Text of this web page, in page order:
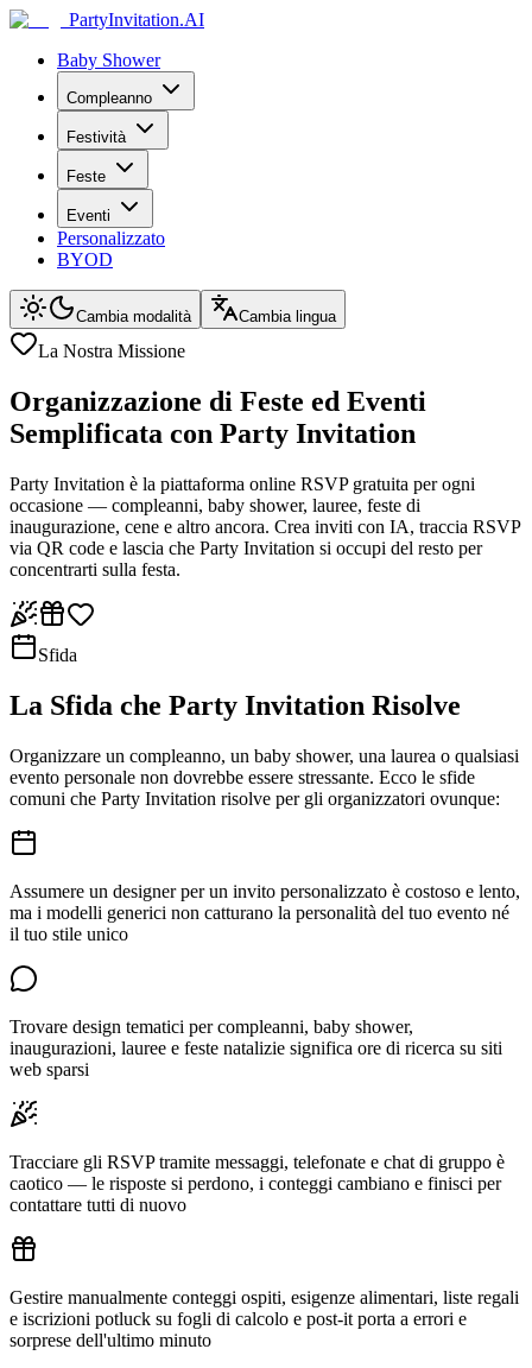
PartyInvitation.AI
Baby Shower
Compleanno
Festività
Feste
Eventi
Personalizzato
BYOD
Cambia modalità Cambia lingua
La Nostra Missione
Organizzazione di Feste ed Eventi
Semplificata con Party Invitation
Party Invitation è la piattaforma online RSVP gratuita per ogni
occasione — compleanni, baby shower, lauree, feste di
inaugurazione, cene e altro ancora. Crea inviti con IA, traccia RSVP
via QR code e lascia che Party Invitation si occupi del resto per
concentrarti sulla festa.
Sfida
La Sfida che Party Invitation Risolve
Organizzare un compleanno, un baby shower, una laurea o qualsiasi
evento personale non dovrebbe essere stressante. Ecco le sfide
comuni che Party Invitation risolve per gli organizzatori ovunque:
Assumere un designer per un invito personalizzato è costoso e lento,
ma i modelli generici non catturano la personalità del tuo evento né
il tuo stile unico
Trovare design tematici per compleanni, baby shower,
inaugurazioni, lauree e feste natalizie significa ore di ricerca su siti
web sparsi
Tracciare gli RSVP tramite messaggi, telefonate e chat di gruppo è
caotico — le risposte si perdono, i conteggi cambiano e finisci per
contattare tutti di nuovo
Gestire manualmente conteggi ospiti, esigenze alimentari, liste regali
e iscrizioni potluck su fogli di calcolo e post-it porta a errori e
sorprese dell'ultimo minuto